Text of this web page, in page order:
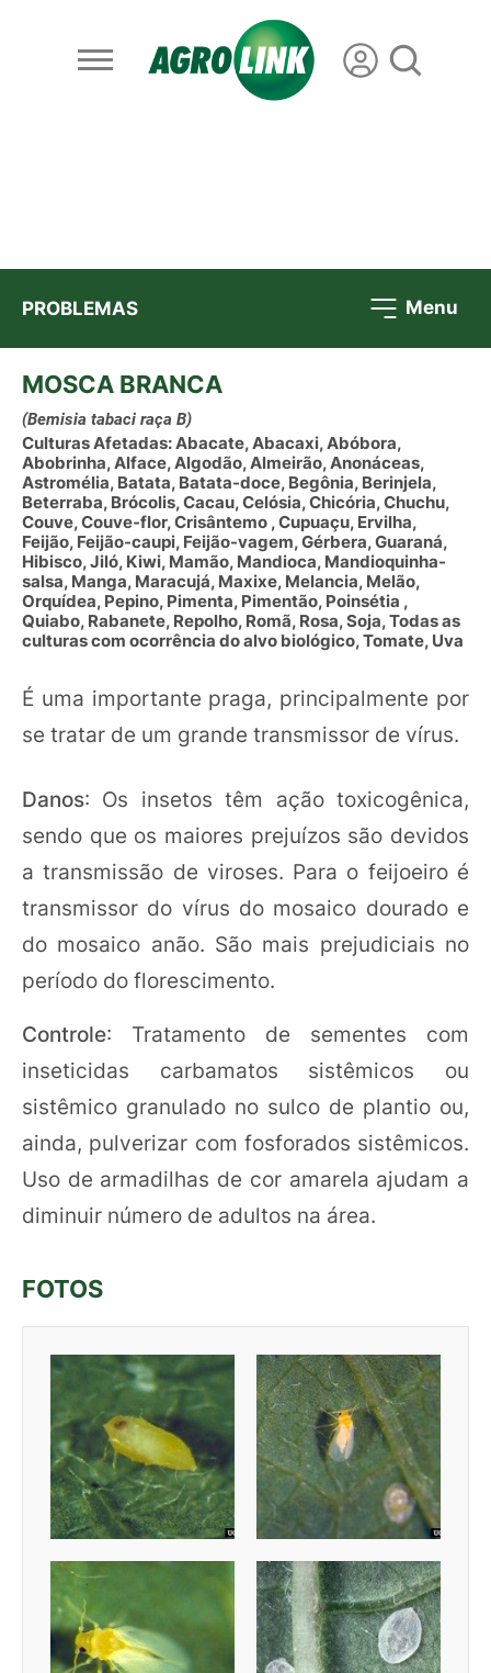
PROBLEMAS Menu
MOSCA BRANCA
(Bemisia tabaci raça B)
Culturas Afetadas: Abacate, Abacaxi, Abóbora,
Abobrinha, Alface, Algodão, Almeirão, Anonáceas,
Astromélia, Batata, Batata-doce, Begônia, Berinjela,
Beterraba, Brócolis, Cacau, Celósia, Chicória, Chuchu,
Couve, Couve-flor, Crisântemo , Cupuaçu, Ervilha,
Feijão, Feijão-caupi, Feijão-vagem, Gérbera, Guaraná,
Hibisco, Jiló, Kiwi, Mamão, Mandioca, Mandioquinha-
salsa, Manga, Maracujá, Maxixe, Melancia, Melão,
Orquídea, Pepino, Pimenta, Pimentão, Poinsétia ,
Quiabo, Rabanete, Repolho, Romã, Rosa, Soja, Todas as
culturas com ocorrência do alvo biológico, Tomate, Uva
É uma importante praga, principalmente por
se tratar de um grande transmissor de vírus.
Danos: Os insetos têm ação toxicogênica,
sendo que os maiores prejuízos são devidos
a transmissão de viroses. Para o feijoeiro é
transmissor do vírus do mosaico dourado e
do mosaico anão. São mais prejudiciais no
período do florescimento.
Controle: Tratamento de sementes com
inseticidas carbamatos sistêmicos ou
sistêmico granulado no sulco de plantio ou,
ainda, pulverizar com fosforados sistêmicos.
Uso de armadilhas de cor amarela ajudam a
diminuir número de adultos na área.
FOTOS